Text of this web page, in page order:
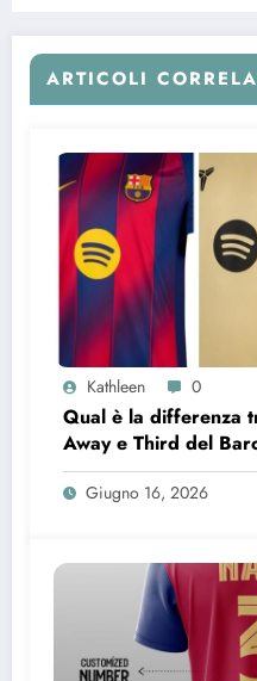
ARTICOLI
Kathleen 0
Qual è la differenza
Away e Third del
Giugno 16, 2026